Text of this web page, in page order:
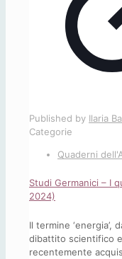
Published by Ilaria
Categorie
Quaderni
Studi Germanici – I
2024)
Il termine ‘energia’,
dibattito scientifico
recentemente